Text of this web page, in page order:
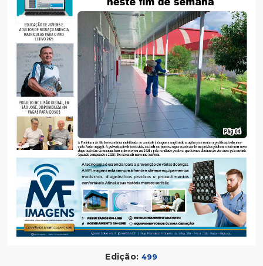
Edição: 499